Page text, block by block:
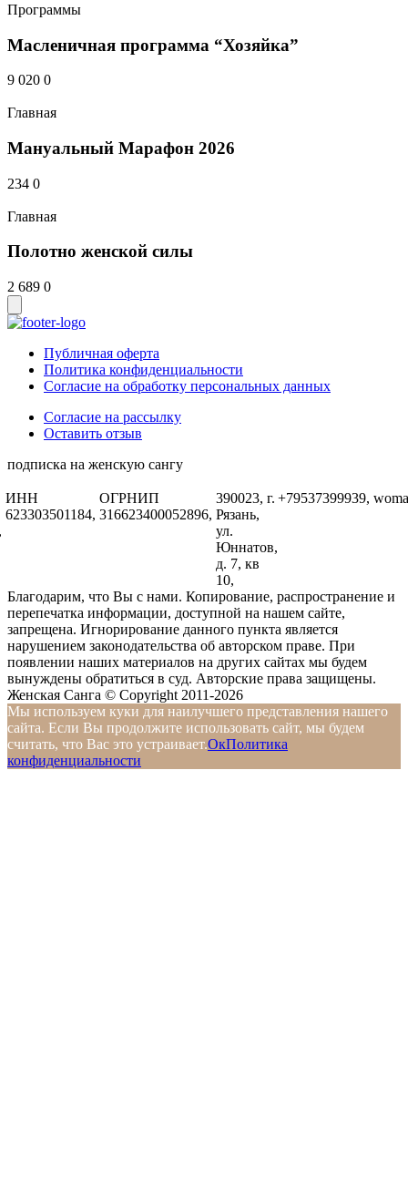
Программы
Масленичная программа “Хозяйка”
9 020 0
Главная
Мануальный Марафон 2026
234 0
Главная
Полотно женской силы
2 689 0
Публичная оферта
Политика конфиденциальности
Согласие на обработку персональных данных
Согласие на рассылку
Оставить отзыв
подписка на женскую сангу
ИНН
623303501184,
ОГРНИП
316623400052896,
390023, г.
Рязань,
ул.
Юннатов,
д. 7, кв
10,
+79537399939,
Благодарим, что Вы с нами. Копирование, распространение и
перепечатка информации, доступной на нашем сайте,
запрещена. Игнорирование данного пункта является
нарушением законодательства об авторском праве. При
появлении наших материалов на других сайтах мы будем
вынуждены обратиться в суд. Авторские права защищены.
Женская Санга © Copyright 2011-2026
Мы используем куки для наилучшего представления нашего
сайта. Если Вы продолжите использовать сайт, мы будем
считать, что Вас это устраивает.ОкПолитика
конфиденциальности